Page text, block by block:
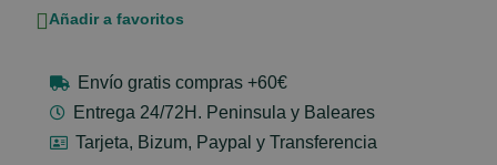
Añadir a favoritos
Envío gratis compras +60€
Entrega 24/72H. Peninsula y Baleares
Tarjeta, Bizum, Paypal y Transferencia